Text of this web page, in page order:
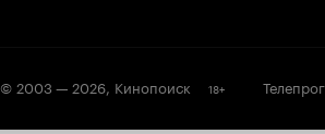
© 2003 — 2026, Кинопоиск 18+